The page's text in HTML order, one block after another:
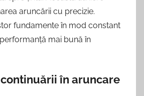
aruncării cu precizie.
fundamente în mod constant
mai bună în
în aruncare